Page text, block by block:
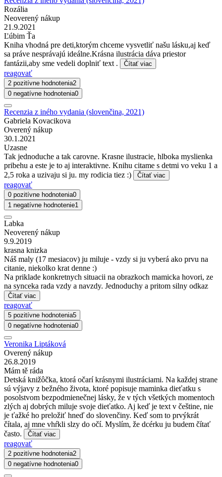
Rozália
Neoverený nákup
21.9.2021
Ľúbim Ťa
Kniha vhodná pre deti,ktorým chceme vysvetliť našu lásku,aj keď
sa práve nesprávajú ideálne.Krásna ilustrácia dáva priestor
fantázii,aby sme vedeli doplniť text .
Čítať viac
reagovať
2 pozitívne hodnotenia2
0 negatívne hodnotenia0
Recenzia z iného vydania (slovenčina, 2021)
Gabriela Kovacikova
Overený nákup
30.1.2021
Uzasne
Tak jednoduche a tak carovne. Krasne ilustracie, hlboka myslienka
pribehu a este je to aj interaktivne. Knihu citame s detmi vo veku 1 a
2,5 roka a uzivaju si ju. my rodicia tiez :)
Čítať viac
reagovať
0 pozitívne hodnotenia0
1 negatívne hodnotenie1
Labka
Neoverený nákup
9.9.2019
krasna knizka
Náš maly (17 mesiacov) ju miluje - vzdy si ju vyberá ako prvu na
citanie, niekolko krat denne :)
Na priklade konkretnych situacii na obrazkoch mamicka hovori, ze
na synceka rada vzdy a navzdy. Jednoduchy a pritom silny odkaz
Čítať viac
reagovať
5 pozitívne hodnotenia5
0 negatívne hodnotenia0
Veronika Liptáková
Overený nákup
26.8.2019
Mám tě ráda
Detská knižôčka, ktorá očarí krásnymi ilustráciami. Na každej strane
sú výjavy z bežného života, ktoré popisuje maminka dieťatku s
posolstvom bezpodmienečnej lásky, že v tých všetkých momentoch
zlých aj dobrých miluje svoje dieťatko. Aj keď je text v češtine, nie
je ťažké ho preložiť hneď do slovenčiny. Keď som to prvýkrát
čítala, aj mne vhŕkli slzy do očí. Myslím, že dcérku ju budem čítať
často.
Čítať viac
reagovať
2 pozitívne hodnotenia2
0 negatívne hodnotenia0